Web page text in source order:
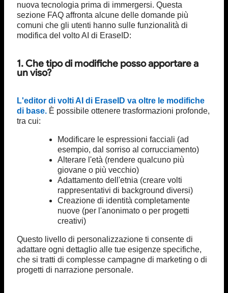
nuova tecnologia prima di immergersi. Questa
sezione FAQ affronta alcune delle domande più
comuni che gli utenti hanno sulle funzionalità di
modifica del volto AI di EraseID:
1. Che tipo di modifiche posso apportare a
un viso?
L'editor di volti AI di EraseID va oltre le modifiche
di base. È possibile ottenere trasformazioni profonde,
tra cui:
Modificare le espressioni facciali (ad
esempio, dal sorriso al corrucciamento)
Alterare l'età (rendere qualcuno più
giovane o più vecchio)
Adattamento dell'etnia (creare volti
rappresentativi di background diversi)
Creazione di identità completamente
nuove (per l'anonimato o per progetti
creativi)
Questo livello di personalizzazione ti consente di
adattare ogni dettaglio alle tue esigenze specifiche,
che si tratti di complesse campagne di marketing o di
progetti di narrazione personale.